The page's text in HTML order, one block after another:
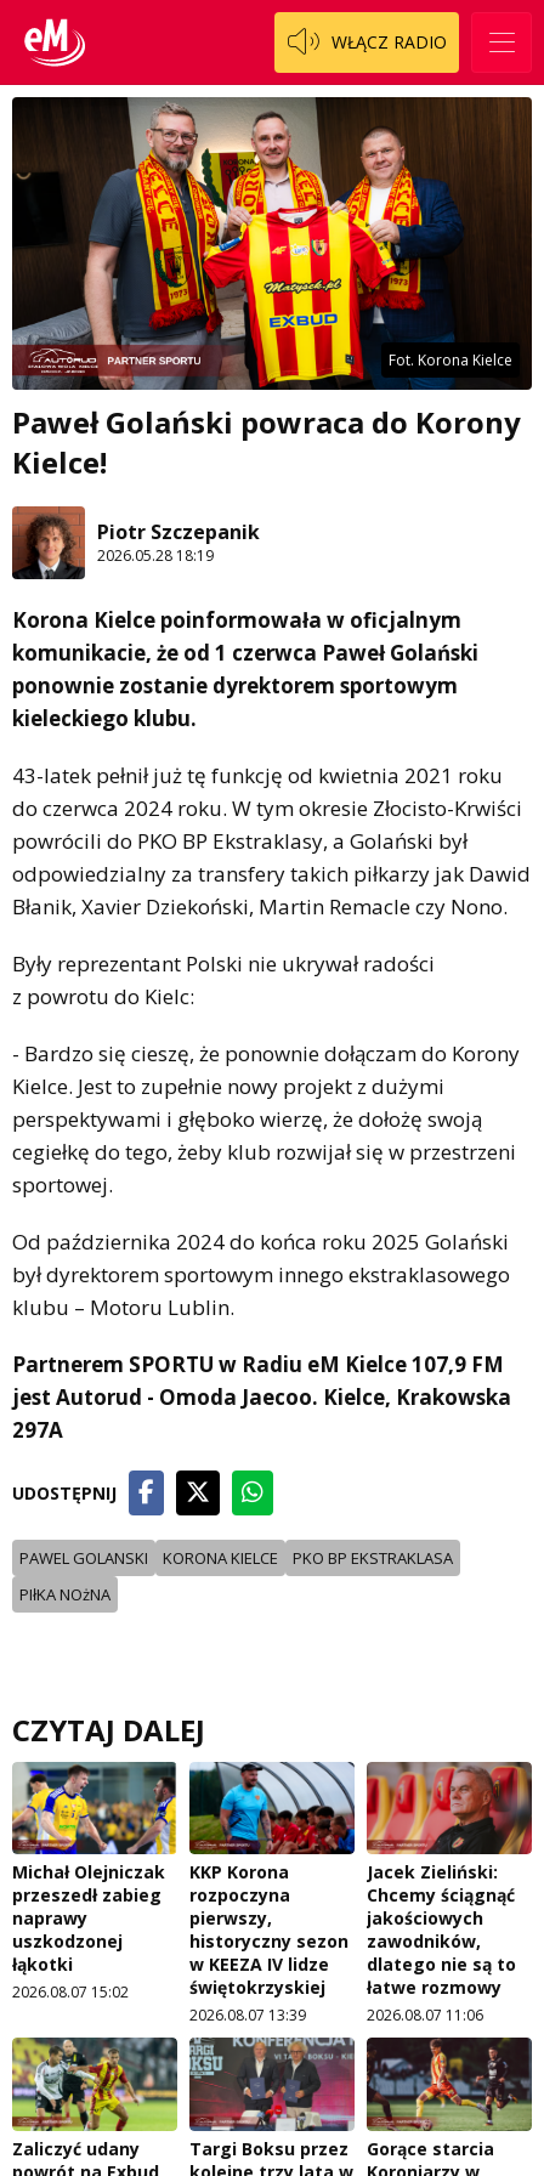
WŁĄCZ RADIO
Fot. Korona Kielce
Paweł Golański powraca do Korony
Kielce!
Piotr Szczepanik
2026.05.28 18:19
Korona Kielce poinformowała w oficjalnym
komunikacie, że od 1 czerwca Paweł Golański
ponownie zostanie dyrektorem sportowym
kieleckiego klubu.
43-latek pełnił już tę funkcję od kwietnia 2021 roku
do czerwca 2024 roku. W tym okresie Złocisto-Krwiści
powrócili do PKO BP Ekstraklasy, a Golański był
odpowiedzialny za transfery takich piłkarzy jak Dawid
Błanik, Xavier Dziekoński, Martin Remacle czy Nono.
Były reprezentant Polski nie ukrywał radości
z powrotu do Kielc:
- Bardzo się cieszę, że ponownie dołączam do Korony
Kielce. Jest to zupełnie nowy projekt z dużymi
perspektywami i głęboko wierzę, że dołożę swoją
cegiełkę do tego, żeby klub rozwijał się w przestrzeni
sportowej.
Od października 2024 do końca roku 2025 Golański
był dyrektorem sportowym innego ekstraklasowego
klubu – Motoru Lublin.
Partnerem SPORTU w Radiu eM Kielce 107,9 FM
jest Autorud - Omoda Jaecoo. Kielce, Krakowska
297A
UDOSTĘPNIJ
PAWEL GOLANSKI KORONA KIELCE
PKO BP EKSTRAKLASA
PIłKA NOżNA
CZYTAJ DALEJ
Michał Olejniczak
przeszedł zabieg
naprawy
uszkodzonej
łąkotki
2026.08.07 15:02
KKP Korona
rozpoczyna
pierwszy,
historyczny sezon
w KEEZA IV lidze
świętokrzyskiej
2026.08.07 13:39
Jacek Zieliński:
Chcemy ściągnąć
jakościowych
zawodników,
dlatego nie są to
łatwe rozmowy
2026.08.07 11:06
Zaliczyć udany
Targi Boksu przez
Gorące starcia